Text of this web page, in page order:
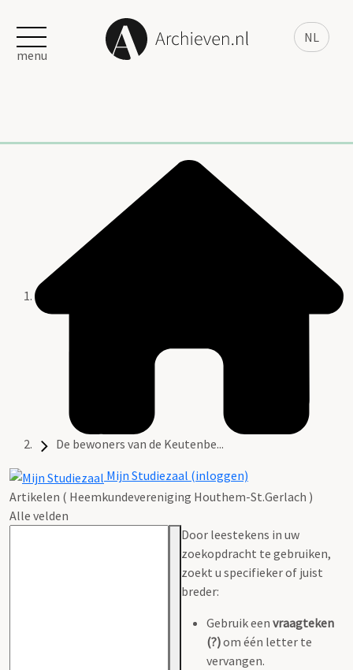
NL
menu
De bewoners van de Keutenbe...
Mijn Studiezaal (inloggen)
Artikelen ( Heemkundevereniging Houthem-St.Gerlach )
Alle velden
Door leestekens in uw
zoekopdracht te gebruiken,
zoekt u specifieker of juist
breder:
Gebruik een vraagteken
(?)om één letter te
vervangen.